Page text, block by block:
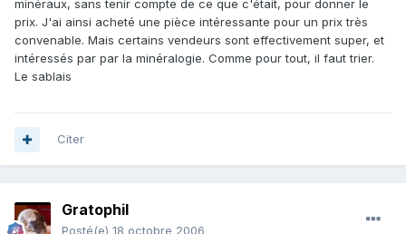
minéraux, sans tenir compte de ce que c'était, pour donner le
prix. J'ai ainsi acheté une pièce intéressante pour un prix très
convenable. Mais certains vendeurs sont effectivement super, et
intéressés par par la minéralogie. Comme pour tout, il faut trier.
Le sablais
Citer
Gratophil
Posté(e) 18 octobre 2006